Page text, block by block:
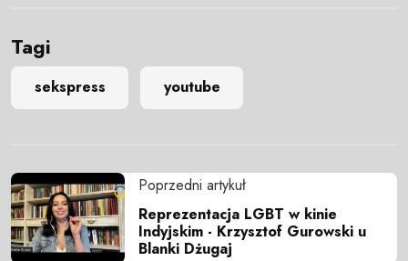
Tagi
sekspress youtube
Poprzedni artykuł
Reprezentacja LGBT w kinie
Indyjskim - Krzysztof Gurowski u
Blanki Dżugaj